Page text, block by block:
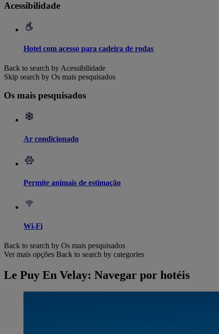
Acessibilidade
Hotel com acesso para cadeira de rodas
Back to search by Acessibilidade
Skip search by Os mais pesquisados
Os mais pesquisados
Ar condicionado
Permite animais de estimação
Wi-Fi
Back to search by Os mais pesquisados
Ver mais opções Back to search by categories
Le Puy En Velay: Navegar por hotéis